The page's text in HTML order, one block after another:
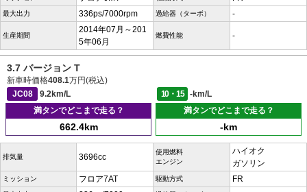
最大出力 336ps/7000rpm 過給器（ターボ） -
生産期間
2014年07月～201
5年06月
燃費性能 -
3.7 バージョン T
新車時価格408.1万円(税込)
JC08
9.2km/L 10・15
-km/L
満タンでどこまで走る？
662.4km
満タンでどこまで走る？
-km
排気量 3696cc
使用燃料
エンジン
ハイオク
ガソリン
ミッション フロア7AT 駆動方式 FR